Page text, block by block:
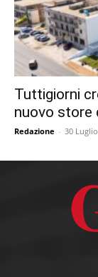
Tuttigiorni
nuovo store
Redazione - 30